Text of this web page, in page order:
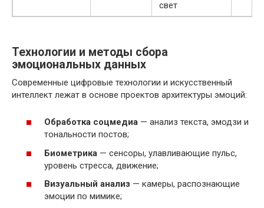
свет
Технологии и методы сбора
эмоциональных данных
Современные цифровые технологии и искусственный
интеллект лежат в основе проектов архитектуры эмоций:
Обработка соцмедиа — анализ текста, эмодзи и
тональности постов;
Биометрика — сенсоры, улавливающие пульс,
уровень стресса, движение;
Визуальный анализ — камеры, распознающие
эмоции по мимике;